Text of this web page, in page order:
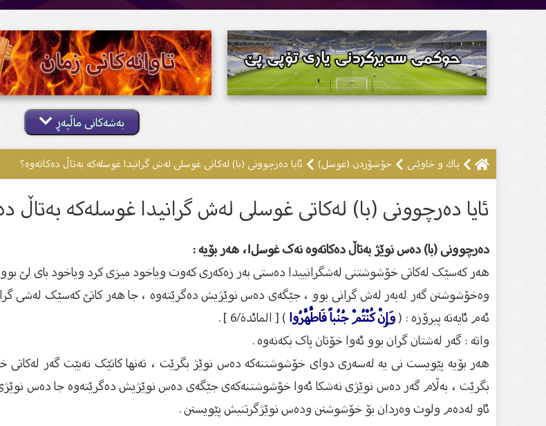
بەشەکانی ماڵپەڕ
پاك و خاوێنى خۆشۆردن (غوسل) ئایا دەرچوونی (با) لەکاتی غوسلى لەش گرانیدا غوسلەکە بەتاڵ دەکاتەوە؟
ئایا دەرچوونی (با) لەکاتی غوسلى لەش گرانیدا غوسلەکە بەتاڵ
دەرچوونی (با) دەس نوێژ بەتاڵ دەکاتەوە نەک غوسل!، هەر بۆیە :
هەر کەسێک لەکاتی خۆشوشتنی لەشگرانییدا دەستی بەر زەکەری کەوت ویاخود میزی کرد ویاخود بای لێ
وەخۆشوشتن گەر لەبەر لەش گرانی بوو ، جێگەی دەس نوێژیش دەگرێتەوە ، جا هەر کاتێ کەسێک لەشی
ئەم ئایەتە پیرۆزە : (وَإِنْ كُنْتُمْ جُنُباً فَاطَّهَّرُوا) [ المائدة/6 ] .
واتە : گەر لەشتان گران بوو ئەوا خۆتان پاک بکەنەوە .
هەر بۆیە پێویست نی یە لەسەری دوای خۆشوشتنەکە دەس نوێژ بگرێت ، تەنها کاتێک نەبێت گەر
بگرێت ، بەڵام گەر دەس نوێژی نەشکا ئەوا خۆشوشتنەکەی جێگەی دەس نوێژیش دەگرێتەوە جا دەس
ئاو لەدەم ولوت وەردان بۆ خۆشوشتن ودەس نوێژگرتنیش پێویستن .